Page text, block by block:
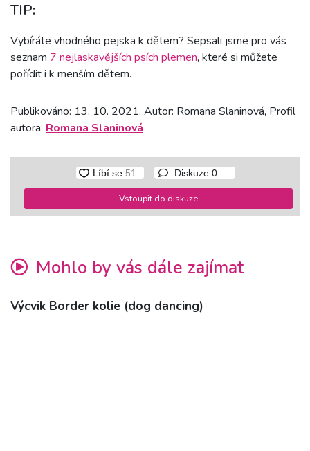
TIP:
Vybíráte vhodného pejska k dětem? Sepsali jsme pro vás
seznam 7 nejlaskavějších psích plemen, které si můžete
pořídit i k menším dětem.
Publikováno: 13. 10. 2021, Autor: Romana Slaninová, Profil
autora: Romana Slaninová
Diskuze 0
Vstoupit do diskuze
Mohlo by vás dále zajímat
Výcvik Border kolie (dog dancing)